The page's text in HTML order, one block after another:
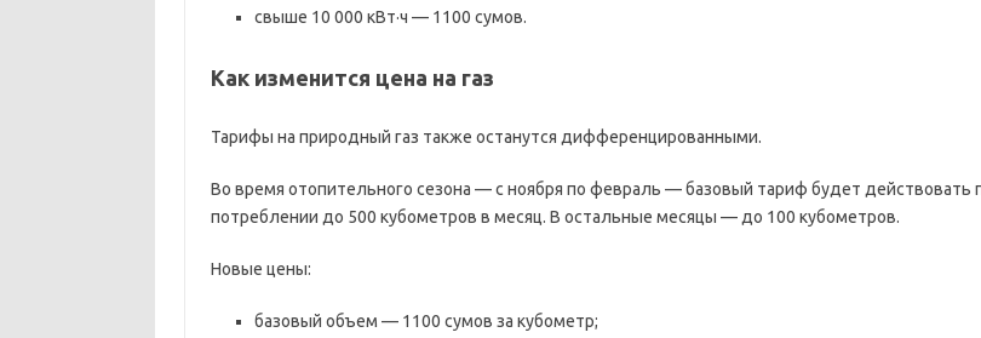
свыше 10 000 кВт·ч — 1100 сумов.
Как изменится цена на газ
Тарифы на природный газ также останутся дифференцированными.
Во время отопительного сезона — с ноября по февраль — базовый тариф будет действовать
потреблении до 500 кубометров в месяц. В остальные месяцы — до 100 кубометров.
Новые цены:
базовый объем — 1100 сумов за кубометр;